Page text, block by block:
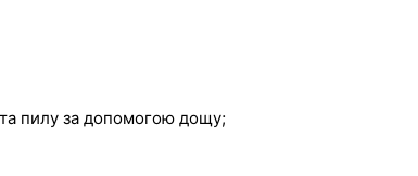
пилу за допомогою дощу;